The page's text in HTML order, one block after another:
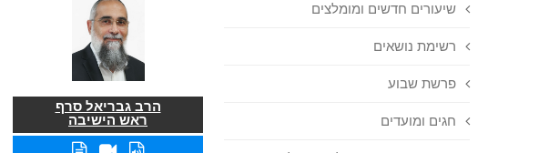
שיעורים חדשים ומומלצים
רשימת נושאים
פרשת שבוע
חגים ומועדים
הרב גבריאל סרף
ראש הישיבה